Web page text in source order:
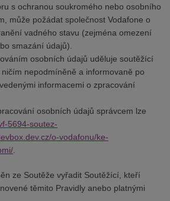
s ochranou soukromého nebo osobního
může požádat společnost Vodafone o
vadného stavu (zejména omezení
smazání údajů).
osobních údajů uděluje soutěžící
nepodmíněně a informovaně po
informacemi o zpracování
osobních údajů správcem lze
5694-soutez-
o-vodafonu/ke-
ze Soutěže vyřadit Soutěžící, kteří
těmito Pravidly anebo platnými